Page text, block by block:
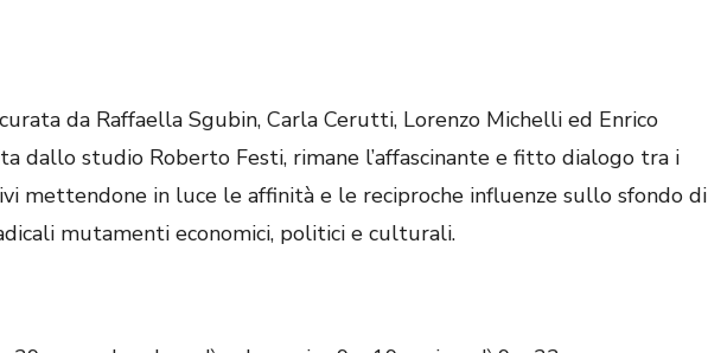
da Raffaella Sgubin, Carla Cerutti, Lorenzo Michelli ed Enrico
dallo studio Roberto Festi, rimane l’affascinante e fitto dialogo tra i
mettendone in luce le affinità e le reciproche influenze sullo sfondo di
mutamenti economici, politici e culturali.